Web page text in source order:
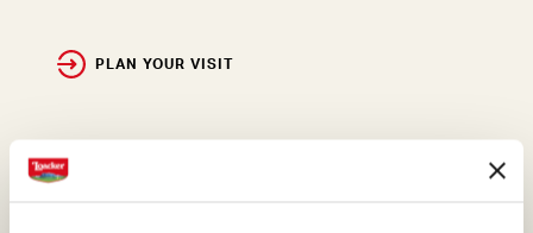
PLAN YOUR VISIT